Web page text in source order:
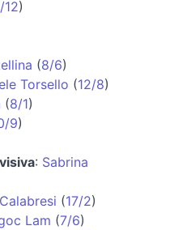
12)
(8/6)
Torsello (12/8)
(8/1)
9)
: Sabrina
(17/2)
Lam (7/6)